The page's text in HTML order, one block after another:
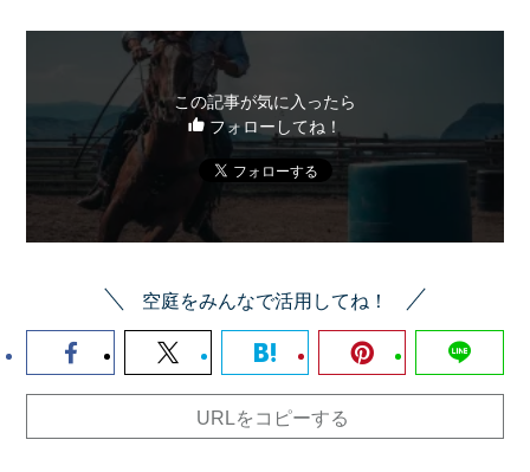
この記事が気に入ったら
フォローしてね！
空庭をみんなで活用してね！
URLをコピーする